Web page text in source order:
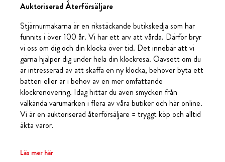
Auktoriserad Återförsäljare
Stjärnurmakarna är en rikstäckande butikskedja som har
funnits i över 100 år. Vi har ett arv att vårda. Därför bryr
vi oss om dig och din klocka över tid. Det innebär att vi
gärna hjälper dig under hela din klockresa. Oavsett om du
är intresserad av att skaffa en ny klocka, behöver byta ett
batteri eller är i behov av en mer omfattande
klockrenovering. Idag hittar du även smycken från
välkända varumärken i flera av våra butiker och här online.
Vi är en auktoriserad återförsäljare = tryggt köp och alltid
äkta varor.
Läs mer här